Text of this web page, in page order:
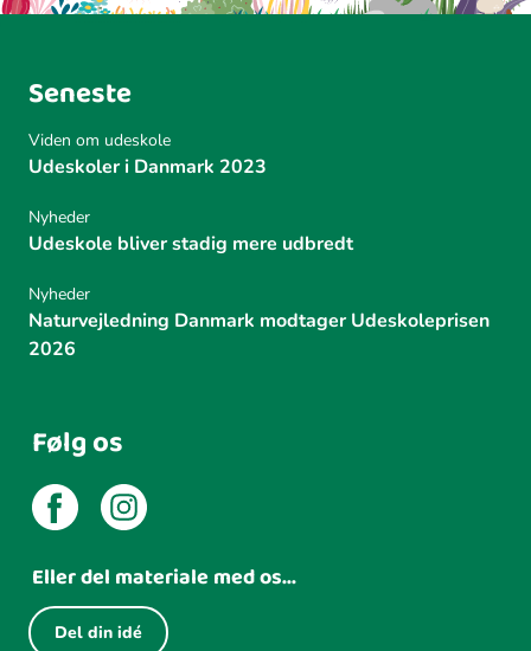
Seneste
Viden om udeskole
Udeskoler i Danmark 2023
Nyheder
Udeskole bliver stadig mere udbredt
Nyheder
Naturvejledning Danmark modtager Udeskoleprisen
2026
Følg os
Eller del materiale med os...
Del din idé